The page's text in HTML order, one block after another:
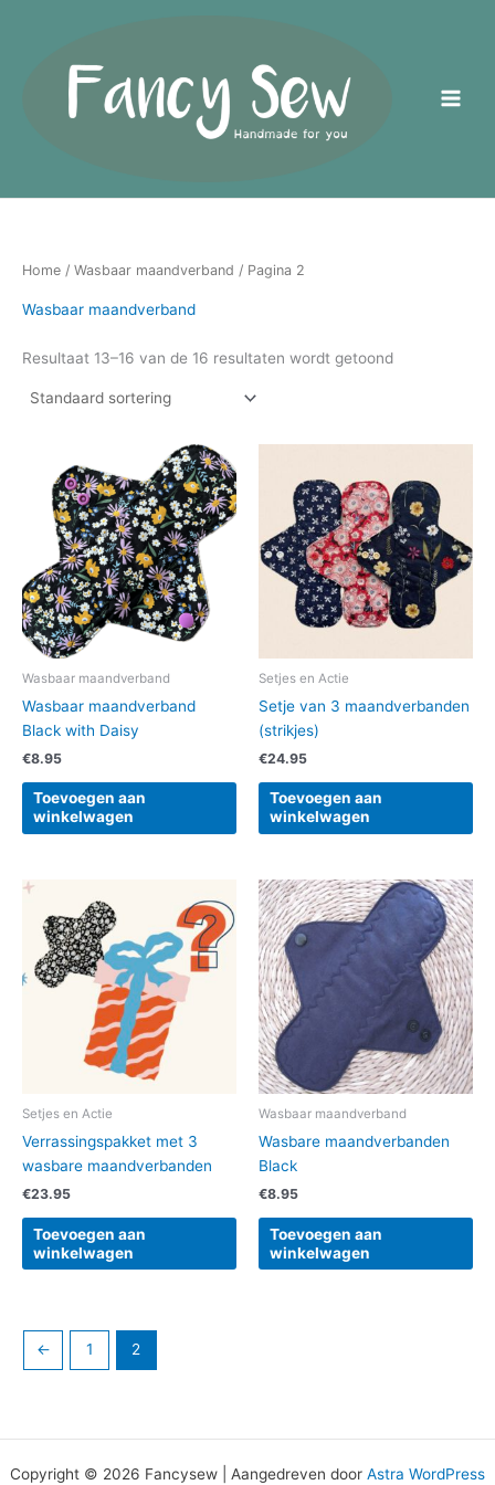
Home / Wasbaar maandverband / Pagina 2
Wasbaar maandverband
Resultaat 13–16 van de 16 resultaten wordt getoond
Wasbaar maandverband
Wasbaar maandverband
Black with Daisy
€8.95
Toevoegen aan
winkelwagen
Setjes en Actie
Setje van 3 maandverbanden
(strikjes)
€24.95
Toevoegen aan
winkelwagen
Setjes en Actie
Verrassingspakket met 3
wasbare maandverbanden
€23.95
Toevoegen aan
winkelwagen
Wasbaar maandverband
Wasbare maandverbanden
Black
€8.95
Toevoegen aan
winkelwagen
← 1 2
Copyright © 2026 Fancysew | Aangedreven door Astra WordPress